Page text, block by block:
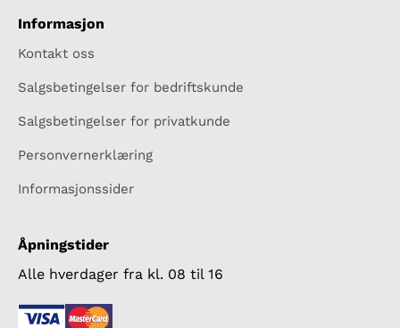
Informasjon
Kontakt oss
Salgsbetingelser for bedriftskunde
Salgsbetingelser for privatkunde
Personvernerklæring
Informasjonssider
Åpningstider
Alle hverdager fra kl. 08 til 16